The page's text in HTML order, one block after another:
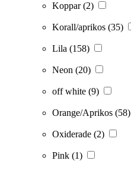
Koppar(2)
Korall/aprikos (35)
Lila (158)
Neon (20)
off white (9)
Orange/Aprikos (58)
Oxiderade (2)
Pink (1)